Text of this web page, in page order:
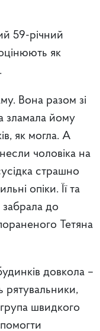
59-річний
як
Вона разом зі
зламала йому
як могла. А
чоловіка на
страшно
опіки. Її та
до
Тетяна
довкола –
рятувальники,
швидкого